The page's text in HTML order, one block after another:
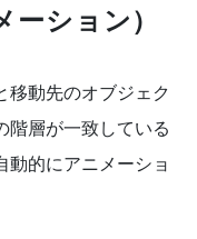
ション）
移動先のオブジェク
階層が一致している
動的にアニメーショ